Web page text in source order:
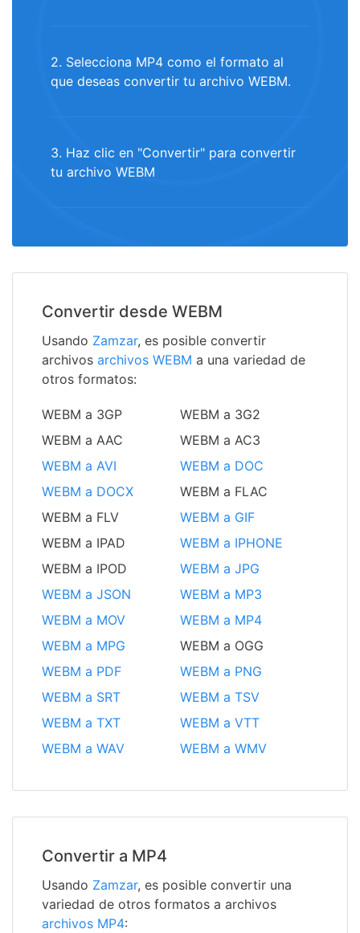
2. Selecciona MP4 como el formato al
que deseas convertir tu archivo WEBM.
3. Haz clic en "Convertir" para convertir
tu archivo WEBM
Convertir desde WEBM
Usando Zamzar, es posible convertir
archivos archivos WEBM a una variedad de
otros formatos:
WEBM a 3GP
WEBM a 3G2
WEBM a AAC
WEBM a AC3
WEBM a AVI
WEBM a DOC
WEBM a DOCX
WEBM a FLAC
WEBM a FLV
WEBM a GIF
WEBM a IPAD
WEBM a IPHONE
WEBM a IPOD
WEBM a JPG
WEBM a JSON
WEBM a MP3
WEBM a MOV
WEBM a MP4
WEBM a MPG
WEBM a OGG
WEBM a PDF
WEBM a PNG
WEBM a SRT
WEBM a TSV
WEBM a TXT
WEBM a VTT
WEBM a WAV
WEBM a WMV
Convertir a MP4
Usando Zamzar, es posible convertir una
variedad de otros formatos a archivos
archivos MP4: